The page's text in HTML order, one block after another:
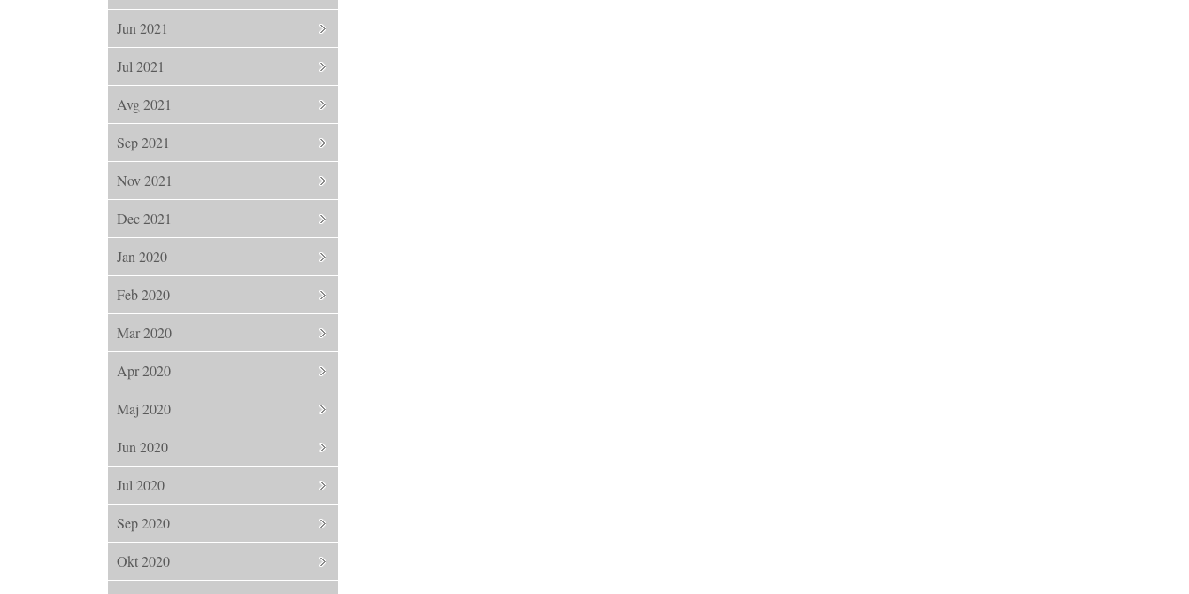
Jun 2021
Jul 2021
Avg 2021
Sep 2021
Nov 2021
Dec 2021
Jan 2020
Feb 2020
Mar 2020
Apr 2020
Maj 2020
Jun 2020
Jul 2020
Sep 2020
Okt 2020